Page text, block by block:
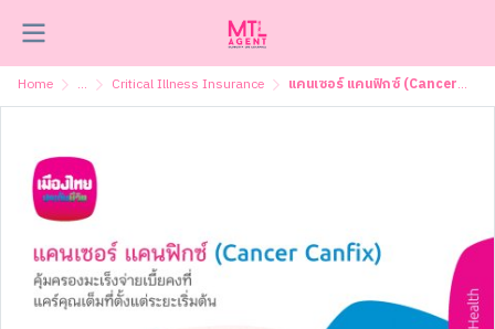
Home ... Critical Illness Insurance แคนเซอร์ แคนฟิกซ์ (Cancer CanFix )